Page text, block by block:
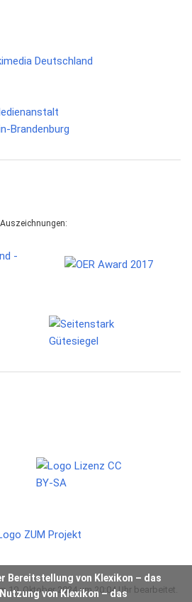
Bereitstellung von Klexikon – das
von Klexikon – das
Auszeichnungen:
10. Oktober 2024 um 20:04 Uhr bearbeitet.